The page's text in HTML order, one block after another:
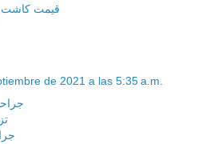
قیمت کاشت
de 2021 a las 5:35 a.m.